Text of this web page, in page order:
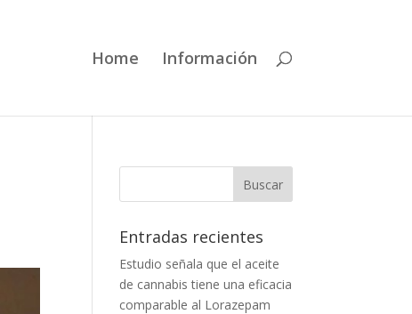
Home Información
Entradas recientes
Estudio señala que el aceite
de cannabis tiene una eficacia
comparable al Lorazepam